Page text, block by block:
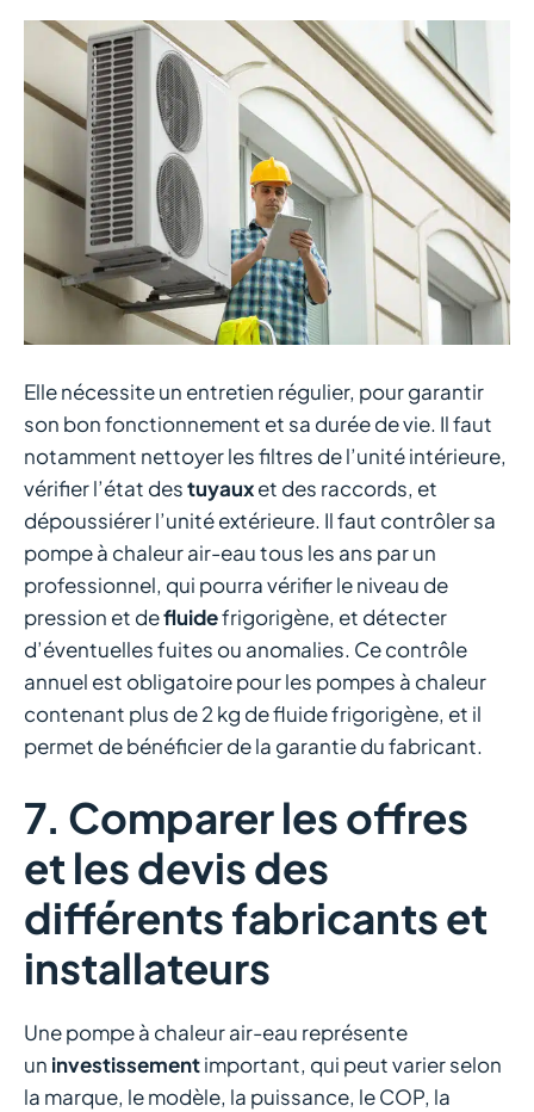
Elle nécessite un entretien régulier, pour garantir
son bon fonctionnement et sa durée de vie. Il faut
notamment nettoyer les filtres de l’unité intérieure,
vérifier l’état destuyauxet des raccords, et
dépoussiérer l’unité extérieure. Il faut contrôler sa
pompe à chaleur air-eau tous les ans par un
professionnel, qui pourra vérifier le niveau de
pression et defluidefrigorigène, et détecter
d’éventuelles fuites ou anomalies. Ce contrôle
annuel est obligatoire pour les pompes à chaleur
contenant plus de 2 kg de fluide frigorigène, et il
permet de bénéficier de la garantie du fabricant.
7. Comparer les offres
et les devis des
différents fabricants et
installateurs
Une pompe à chaleur air-eau représente
un investissementimportant, qui peut varier selon
la marque, le modèle, la puissance, le COP, la